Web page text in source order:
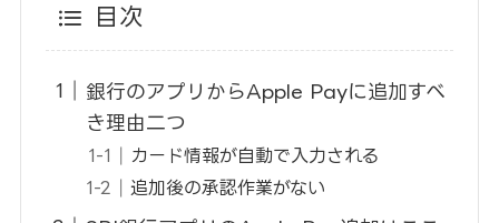
目次
銀行のアプリからApple Payに追加すべ
き理由二つ
カード情報が自動で入力される
追加後の承認作業がない